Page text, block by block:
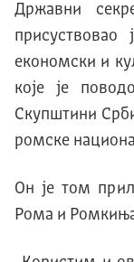
Државни
економски и
које је
Скупштини
ромске
Он је том
Рома и